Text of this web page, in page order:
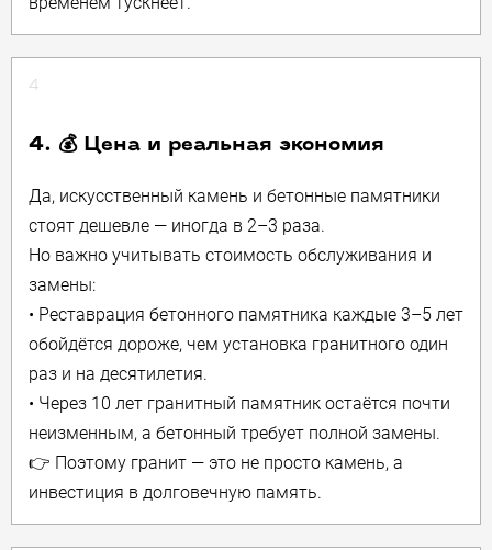
4
4. 💰 Цена и реальная экономия
Да, искусственный камень и бетонные памятники
стоят дешевле — иногда в 2–3 раза.
Но важно учитывать стоимость обслуживания и
замены:
• Реставрация бетонного памятника каждые 3–5 лет
обойдётся дороже, чем установка гранитного один
раз и на десятилетия.
• Через 10 лет гранитный памятник остаётся почти
неизменным, а бетонный требует полной замены.
👉 Поэтому гранит — это не просто камень, а
инвестиция в долговечную память.